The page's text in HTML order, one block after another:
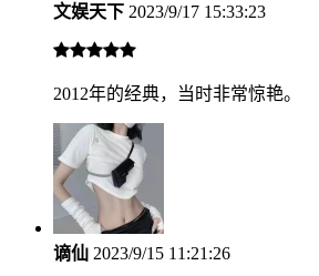
文娱天下 2023/9/17 15:33:23
2012年的经典，当时非常惊艳。
谪仙 2023/9/15 11:21:26